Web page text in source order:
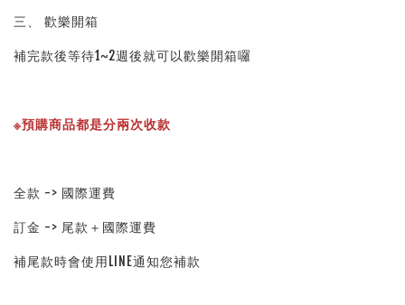
三、 歡樂開箱
補完款後等待1~2週後就可以歡樂開箱囉
※預購商品都是分兩次收款
全款 -> 國際運費
訂金 -> 尾款＋國際運費
補尾款時會使用LINE通知您補款